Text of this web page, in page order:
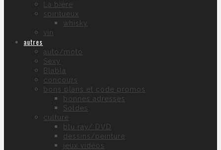
La bière
spiritueux
whisky
vin
autres
auto/moto
Sexy
Blabla
concours
bons plans et code promos
bonnes adresses
Soldes
culture
blu ray/ DVD
dessins/peinture
jeux vidéos